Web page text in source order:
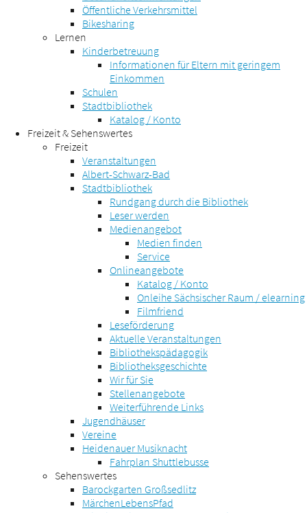
Öffentliche Verkehrsmittel
Bikesharing
Lernen
Kinderbetreuung
Informationen für Eltern mit geringem
Einkommen
Schulen
Stadtbibliothek
Katalog / Konto
Freizeit & Sehenswertes
Freizeit
Veranstaltungen
Albert-Schwarz-Bad
Stadtbibliothek
Rundgang durch die Bibliothek
Leser werden
Medienangebot
Medien finden
Service
Onlineangebote
Katalog / Konto
Onleihe Sächsischer Raum / elearning
Filmfriend
Leseförderung
Aktuelle Veranstaltungen
Bibliothekspädagogik
Bibliotheksgeschichte
Wir für Sie
Stellenangebote
Weiterführende Links
Jugendhäuser
Vereine
Heidenauer Musiknacht
Fahrplan Shuttlebusse
Sehenswertes
Barockgarten Großsedlitz
MärchenLebensPfad